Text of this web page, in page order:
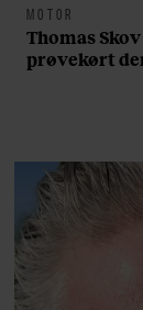
MOTOR
Thomas
prøvekørt